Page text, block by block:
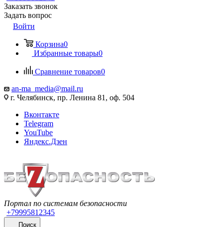
Заказать звонок
Задать вопрос
Войти
Корзина0
Избранные товары0
Сравнение товаров0
an-ma_media@mail.ru
г. Челябинск, пр. Ленина 81, оф. 504
Вконтакте
Telegram
YouTube
Яндекс.Дзен
Портал по системам безопасности
+79995812345
Поиск